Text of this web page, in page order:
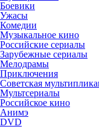
Боевики
Ужасы
Комедии
Музыкальное кино
Российские сериалы
Зарубежные сериалы
Мелодрамы
Приключения
Советская
Мультсериалы
Российское кино
Анимэ
DVD